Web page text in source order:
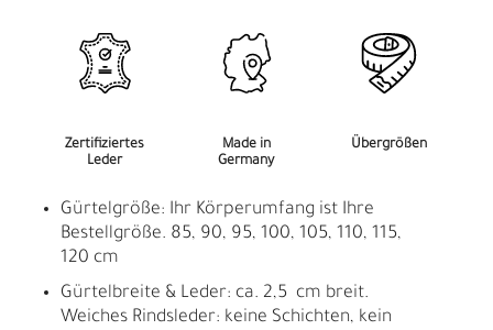
Zertifiziertes
Leder
Made in
Germany
Übergrößen
Gürtelgröße: Ihr Körperumfang ist Ihre
Bestellgröße. 85, 90, 95, 100, 105, 110, 115,
120 cm
Gürtelbreite & Leder: ca. 2,5 cm breit.
Weiches Rindsleder: keine Schichten, kein